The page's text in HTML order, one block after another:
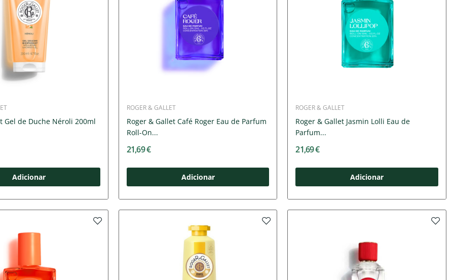
Gel de Duche Néroli 200ml
Adicionar
ROGER & GALLET
Roger & Gallet Café Roger Eau de Parfum
Roll-On...
21,69 €
Adicionar
ROGER & GALLET
Roger & Gallet Jasmin Lolli Eau de
Parfum...
21,69 €
Adicionar